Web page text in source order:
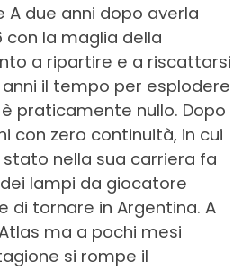
A due anni dopo averla
con la maglia della
a ripartire e a riscattarsi
il tempo per esplodere
praticamente nullo. Dopo
con zero continuità, in cui
nella sua carriera fa
lampi da giocatore
di tornare in Argentina. A
ma a pochi mesi
si rompe il